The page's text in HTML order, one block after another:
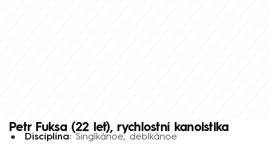
Petr Fuksa (22 let), rychlostní kanoistika
Disciplína:Singlkánoe, deblkánoe